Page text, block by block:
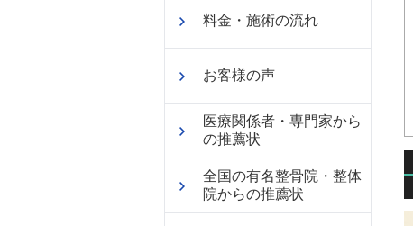
料金・施術の流れ
お客様の声
医療関係者・専門家から
の推薦状
全国の有名整骨院・整体
院からの推薦状